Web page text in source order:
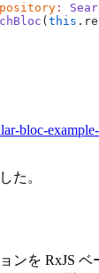
:
( this
bloc-
た。
ンを RxJS